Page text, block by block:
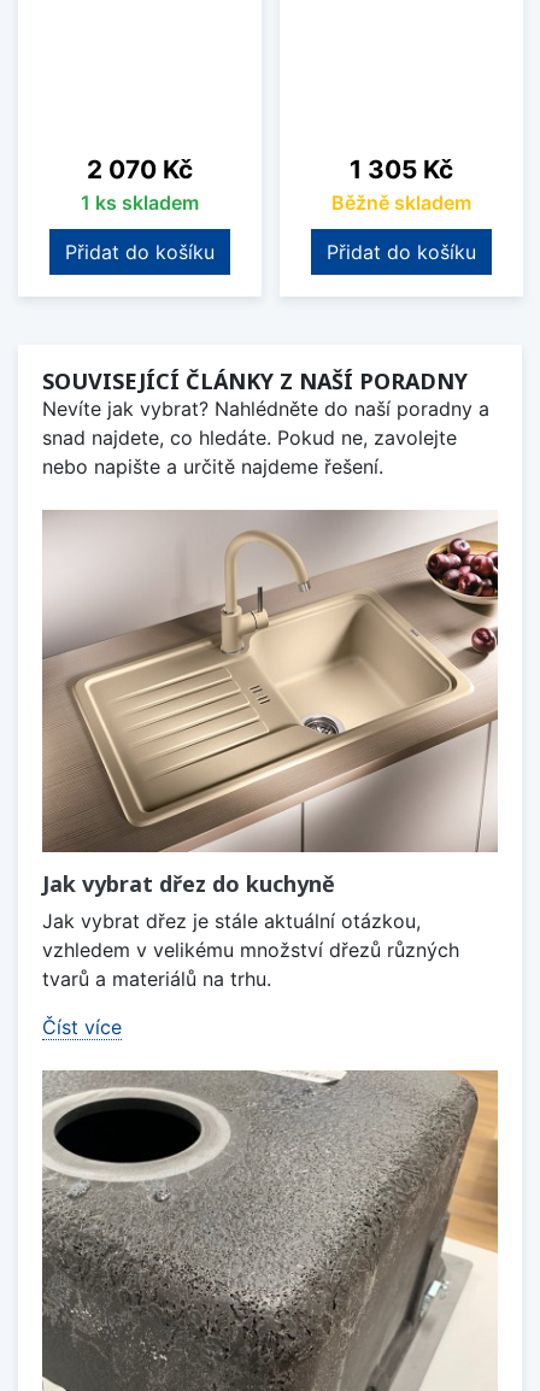
Cena
2 070 Kč
1 ks skladem
Přidat do košíku
Cena
1 305 Kč
Běžně skladem
Přidat do košíku
SOUVISEJÍCÍ ČLÁNKY Z NAŠÍ PORADNY
Nevíte jak vybrat? Nahlédněte do naší poradny a
snad najdete, co hledáte. Pokud ne, zavolejte
nebo napište a určitě najdeme řešení.
Jak vybrat dřez do kuchyně
Jak vybrat dřez je stále aktuální otázkou,
vzhledem v velikému množství dřezů různých
tvarů a materiálů na trhu.
Číst více